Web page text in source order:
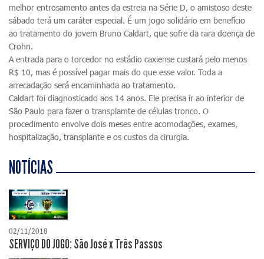
melhor entrosamento antes da estreia na Série D, o amistoso deste
sábado terá um caráter especial. É um jogo solidário em benefício
ao tratamento do jovem Bruno Caldart, que sofre da rara doença de
Crohn.
A entrada para o torcedor no estádio caxiense custará pelo menos
R$ 10, mas é possível pagar mais do que esse valor. Toda a
arrecadação será encaminhada ao tratamento.
Caldart foi diagnosticado aos 14 anos. Ele precisa ir ao interior de
São Paulo para fazer o transplamte de células tronco. O
procedimento envolve dois meses entre acomodações, exames,
hospitalização, transplante e os custos da cirurgia.
NOTÍCIAS
02/11/2018
SERVIÇO DO JOGO: São José x Três Passos